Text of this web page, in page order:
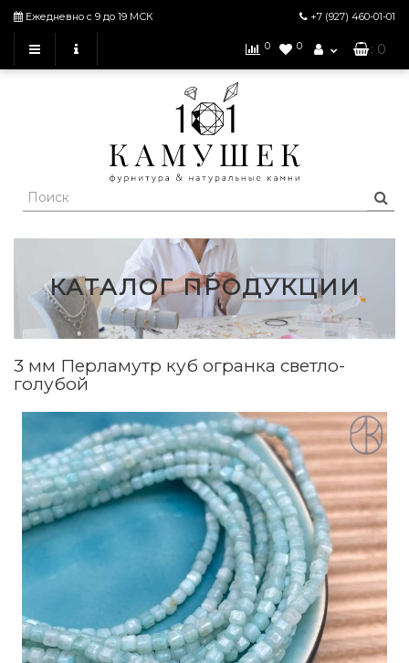
Ежедневно с 9 до 19 МСК +7 (927) 460-01-01
0 0 : 0
КАТАЛОГ ПРОДУКЦИИ
3 мм Перламутр куб огранка светло-
голубой